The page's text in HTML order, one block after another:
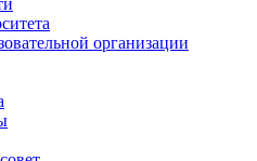
организации